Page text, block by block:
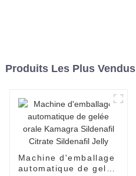
Produits Les Plus Vendus
Machine d'emballage
automatique de gelée